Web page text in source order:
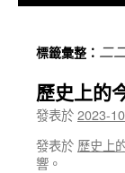
標籤彙整： 二
歷史上的
發表於2023-
發表於 歷史上
響。